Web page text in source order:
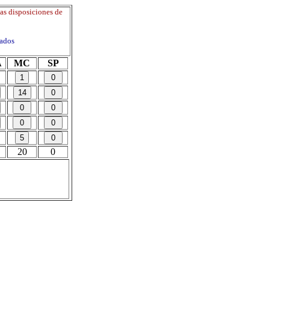
disposiciones de
MC
SP
20 0